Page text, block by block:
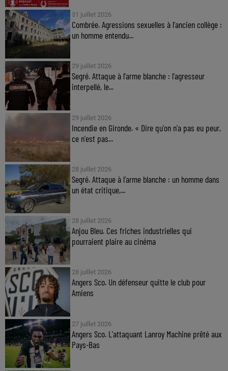
31 juillet 2026
Combrée. Agressions sexuelles à l'ancien collège :
un homme entendu...
29 juillet 2026
Segré. Attaque à l'arme blanche : l'agresseur
interpellé, le...
29 juillet 2026
Incendie en Gironde. « Dire qu'on n'a pas eu peur,
ce n'est pas...
28 juillet 2026
Segré. Attaque à l'arme blanche : un homme dans
un état critique,...
28 juillet 2026
Anjou Bleu. Ces friches industrielles qui
pourraient plaire au cinéma
28 juillet 2026
Angers Sco. Un défenseur quitte le club pour
Amiens
27 juillet 2026
Angers Sco. L'attaquant Lanroy Machine prêté aux
Pays-Bas